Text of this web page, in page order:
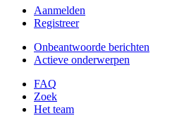
Aanmelden
Registreer
Onbeantwoorde berichten
Actieve onderwerpen
FAQ
Zoek
Het team